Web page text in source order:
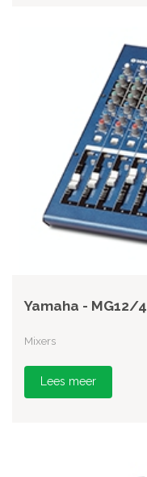
Yamaha - MG12/4
Mixers
Lees meer